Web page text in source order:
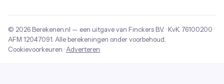
© 2026 Berekenen.nl — een uitgave van Finckers B.V. · KvK 76100200 ·
AFM 12047091 . Alle berekeningen onder voorbehoud.
Cookievoorkeuren · Adverteren